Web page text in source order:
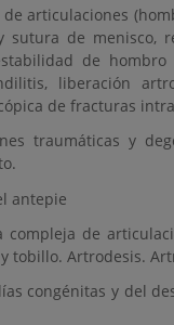
articulaciones
sutura de menisco,
de
liberación
de fracturas
traumáticas y
antepie
compleja de
tobillo. Artrodesis.
congénitas y del